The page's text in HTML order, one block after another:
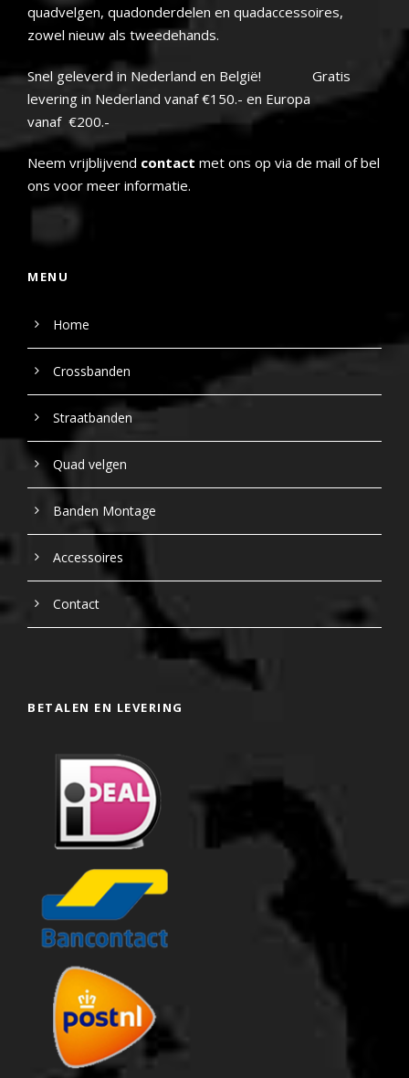
quadvelgen, quadonderdelen en quadaccessoires,
zowel nieuw als tweedehands.
Snel geleverd in Nederland en België! Gratis
levering in Nederland vanaf €150.- en Europa
vanaf €200.-
Neem vrijblijvend contact met ons op via de mail of bel
ons voor meer informatie.
MENU
Home
Crossbanden
Straatbanden
Quad velgen
Banden Montage
Accessoires
Contact
BETALEN EN LEVERING